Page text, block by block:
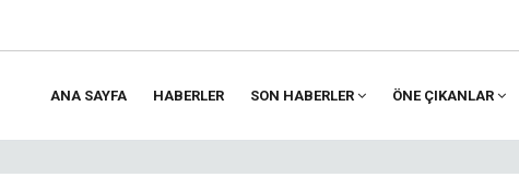
ANA SAYFA HABERLER SON HABERLER ÖNE ÇIKANLAR